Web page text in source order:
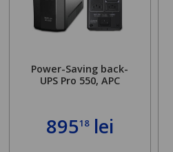
Power-Saving back-
UPS Pro 550, APC
89518lei